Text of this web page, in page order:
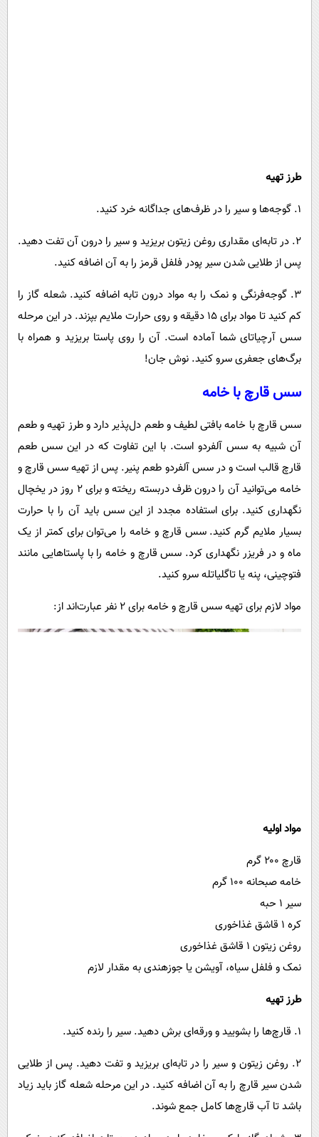
طرز تهیه
۱. گوجه‌ها و سیر را در ظرف‌های جداگانه خرد کنید.
۲. در تابه‌ای مقداری روغن زیتون بریزید و سیر را درون آن تفت دهید.
پس از طلایی شدن سیر پودر فلفل قرمز را به آن اضافه کنید.
۳. گوجه‌فرنگی و نمک را به مواد درون تابه اضافه کنید. شعله گاز را
کم کنید تا مواد برای ۱۵ دقیقه و روی حرارت ملایم بپزند. در این مرحله
سس آرچیاتای شما آماده است. آن را روی پاستا بریزید و همراه با
برگ‌های جعفری سرو کنید. نوش جان!
سس قارچ با خامه
سس قارچ با خامه بافتی لطیف و طعم دل‌پذیر دارد و طرز تهیه و طعم
آن شبیه به سس آلفردو است. با این تفاوت که در این سس طعم
قارچ قالب است و در سس آلفردو طعم پنیر. پس از تهیه سس قارچ و
خامه می‌توانید آن را درون ظرف دربسته ریخته و برای ۲ روز در یخچال
نگهداری کنید. برای استفاده مجدد از این سس باید آن را با حرارت
بسیار ملایم گرم کنید. سس قارچ و خامه را می‌توان برای کمتر از یک
ماه و در فریزر نگهداری کرد. سس قارچ و خامه را با پاستاهایی مانند
فتوچینی، پنه یا تاگلیاتله سرو کنید.
مواد لازم برای تهیه سس قارچ و خامه برای ۲ نفر عبارت‌اند از:
مواد اولیه
قارچ ۲۰۰ گرم
خامه صبحانه ۱۰۰ گرم
سیر ۱ حبه
کره ۱ قاشق غذاخوری
روغن زیتون ۱ قاشق غذاخوری
نمک و فلفل سیاه، آویشن یا جوزهندی به مقدار لازم
طرز تهیه
۱. قارچ‌ها را بشویید و ورقه‌ای برش دهید. سیر را رنده کنید.
۲. روغن زیتون و سیر را در تابه‌ای بریزید و تفت دهید. پس از طلایی
شدن سیر قارچ را به آن اضافه کنید. در این مرحله شعله گاز باید زیاد
باشد تا آب قارچ‌ها کامل جمع شوند.